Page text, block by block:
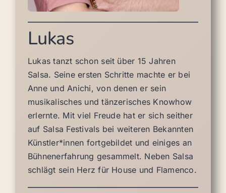
Lukas
Lukas tanzt schon seit über 15 Jahren
Salsa. Seine ersten Schritte machte er bei
Anne und Anichi, von denen er sein
musikalisches und tänzerisches Knowhow
erlernte. Mit viel Freude hat er sich seither
auf Salsa Festivals bei weiteren Bekannten
Künstler*innen fortgebildet und einiges an
Bühnenerfahrung gesammelt. Neben Salsa
schlägt sein Herz für House und Flamenco.